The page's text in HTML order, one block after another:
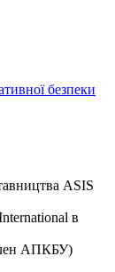
безпеки
ASIS
в
АПКБУ)